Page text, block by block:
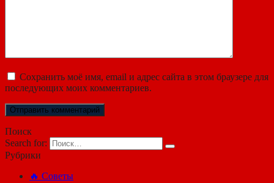
Сохранить моё имя, email и адрес сайта в этом браузере для
последующих моих комментариев.
Поиск
Search for:
Рубрики
🔥 Советы